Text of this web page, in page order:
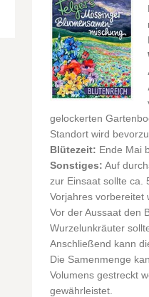
gelockerten
Standort wird
Blütezeit: Ende Mai
Sonstiges: Auf
zur Einsaat sollte ca.
Vorjahres vorbereitet
Vor der Aussaat den
Wurzelunkräuter
Anschließend kann
Die Samenmenge
Volumens gestreckt
gewährleistet.